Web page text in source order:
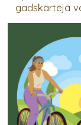
gadskārtējā